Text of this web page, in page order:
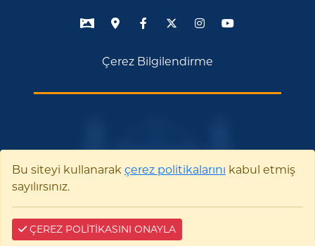
Çerez Bilgilendirme
Bu siteyi kullanarak çerez politikalarını kabul etmiş
sayılırsınız.
ÇEREZ POLİTİKASINI ONAYLA